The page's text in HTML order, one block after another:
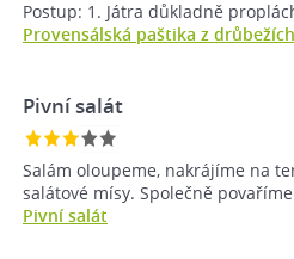
Postup: 1. Játra důkladně
Provensálská paštika z
Pivní salát
Salám oloupeme, nakrájíme na
salátové mísy. Společně
Pivní salát